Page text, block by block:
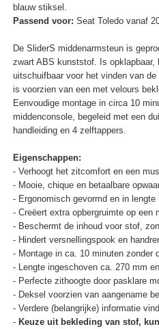
blauw stiksel.
Passend voor: Seat Toledo vanaf
De SliderS middenarmsteun is
zwart ABS kunststof. Is opklapbaar,
uitschuifbaar voor het vinden van
is voorzien van een met velours
Eenvoudige montage in circa 10
middenconsole, begeleid met een
handleiding en 4 zelftappers.
Eigenschappen:
- Verhoogt het zitcomfort en een
- Mooie, chique en betaalbare
- Ergonomisch gevormd en in
- Creëert extra opbergruimte op een
- Beschermt de inhoud voor stof,
- Hindert versnellingspook en
- Montage in ca. 10 minuten zonder
- Lengte ingeschoven ca. 270 mm
- Perfecte zithoogte door pasklare
- Deksel voorzien van aangename
- Verdere (belangrijke) informatie
- Keuze uit bekleding van stof,